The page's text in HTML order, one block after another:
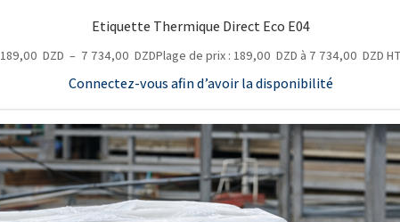
Etiquette Thermique Direct Eco E04
189,00 DZD – 7 734,00 DZDPlage de prix : 189,00 DZD à 7 734,00 DZD
Connectez-vous afin d’avoir la disponibilité